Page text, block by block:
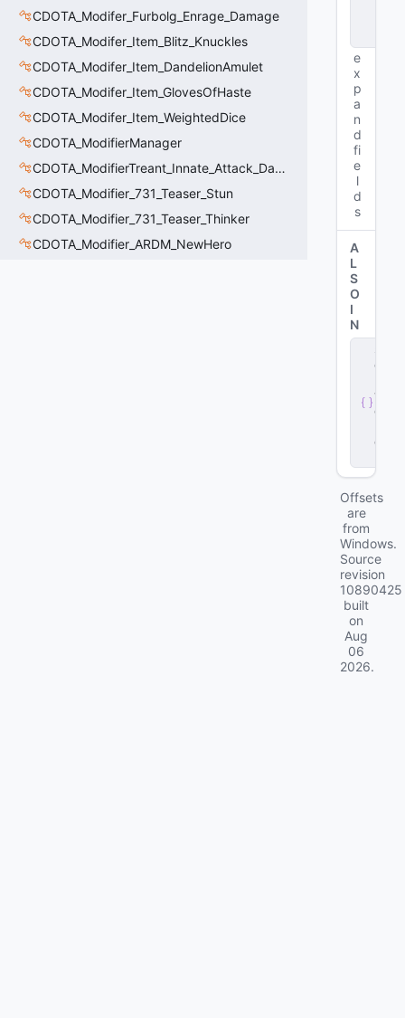
CDOTA_Modifer_Furbolg_Enrage_Damage
CDOTA_Modifer_Item_Blitz_Knuckles
CDOTA_Modifer_Item_DandelionAmulet
CDOTA_Modifer_Item_GlovesOfHaste
CDOTA_Modifer_Item_WeightedDice
CDOTA_ModifierManager
CDOTA_ModifierTreant_Innate_Attack_Damage
CDOTA_Modifier_731_Teaser_Stun
CDOTA_Modifier_731_Teaser_Thinker
CDOTA_Modifier_ARDM_NewHero
e
x
p
a
n
d
fi
e
l
d
s
A
L
S
O
I
N
e
v
e
d
Offsets
are
from
Windows.
Source
revision
10890425
built
on
Aug
06
2026.